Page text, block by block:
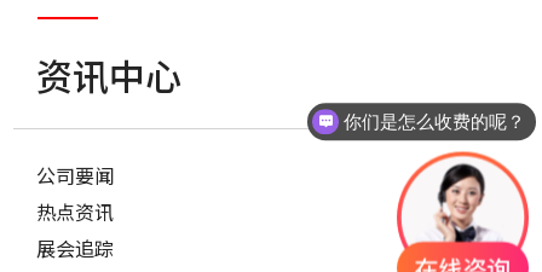
资讯中心
公司要闻
热点资讯
展会追踪
你们是怎么收费的呢？